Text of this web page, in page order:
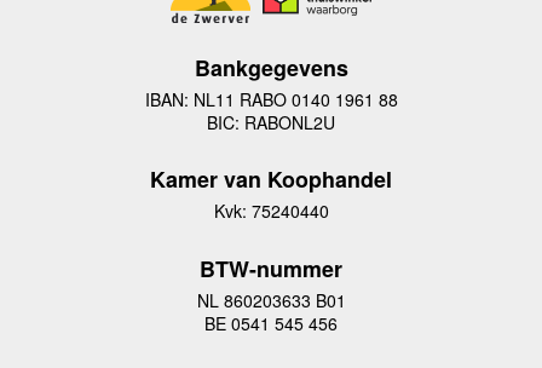
Bankgegevens
IBAN: NL11 RABO 0140 1961 88
BIC: RABONL2U
Kamer van Koophandel
Kvk: 75240440
BTW-nummer
NL 860203633 B01
BE 0541 545 456